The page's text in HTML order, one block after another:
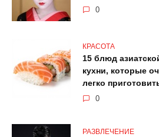
0
КРАСОТА
15 блюд
кухни, которые
легко
0
РАЗВЛЕЧЕНИЕ